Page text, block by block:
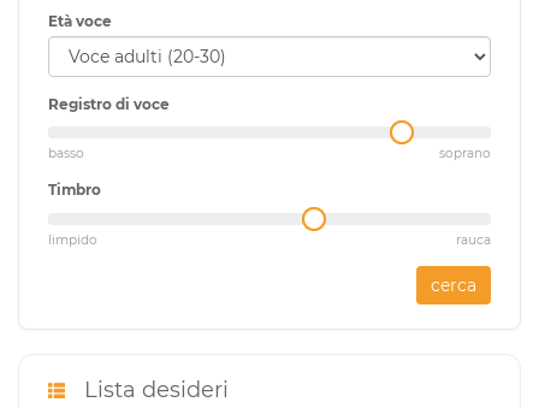
Età voce
Registro di voce
basso soprano
Timbro
limpido rauca
cerca
Lista desideri